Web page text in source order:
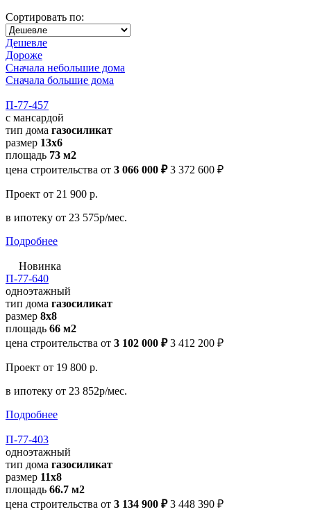
Сортировать по:
Дешевле
Дороже
Сначала небольшие дома
Сначала большие дома
П-77-457
с мансардой
тип дома газосиликат
размер 13х6
площадь 73 м2
цена строительства от 3 066 000 ₽ 3 372 600 ₽
Проект от 21 900 р.
в ипотеку от 23 575р/мес.
Подробнее
Новинка
П-77-640
одноэтажный
тип дома газосиликат
размер 8x8
площадь 66 м2
цена строительства от 3 102 000 ₽ 3 412 200 ₽
Проект от 19 800 р.
в ипотеку от 23 852р/мес.
Подробнее
П-77-403
одноэтажный
тип дома газосиликат
размер 11х8
площадь 66.7 м2
цена строительства от 3 134 900 ₽ 3 448 390 ₽